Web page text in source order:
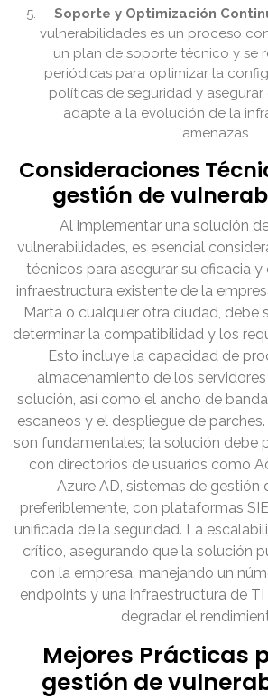
Soporte y Optimización
vulnerabilidades es un proceso
un plan de soporte técnico y se
periódicas para optimizar la
políticas de seguridad y
adapte a la evolución de la
amenazas.
Consideraciones
gestión de
Al implementar una solución
vulnerabilidades, es esencial
técnicos para asegurar su eficacia
infraestructura existente de la
Marta o cualquier otra ciudad, debe
determinar la compatibilidad y los
Esto incluye la capacidad de
almacenamiento de los
solución, así como el ancho de
escaneos y el despliegue de
son fundamentales; la solución debe
con directorios de usuarios como
Azure AD, sistemas de gestión
preferiblemente, con plataformas
unificada de la seguridad. La
crítico, asegurando que la solución
con la empresa, manejando un
endpoints y una infraestructura de
degradar el
Mejores Prácticas
gestión de